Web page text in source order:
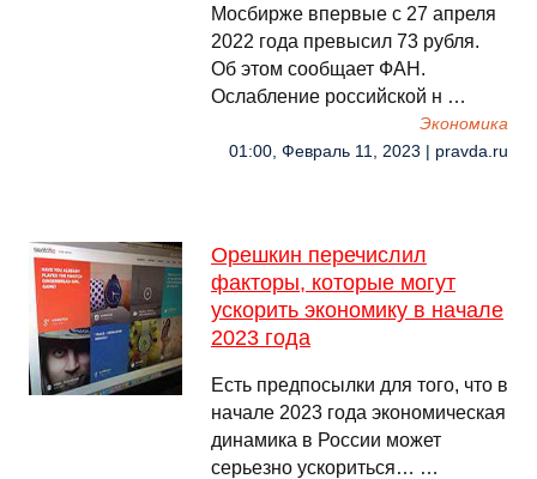
Мосбирже впервые с 27 апреля
2022 года превысил 73 рубля.
Об этом сообщает ФАН.
Ослабление российской н …
Экономика
01:00, Февраль 11, 2023 | pravda.ru
Орешкин перечислил
факторы, которые могут
ускорить экономику в начале
2023 года
Есть предпосылки для того, что в
начале 2023 года экономическая
динамика в России может
серьезно ускориться… …